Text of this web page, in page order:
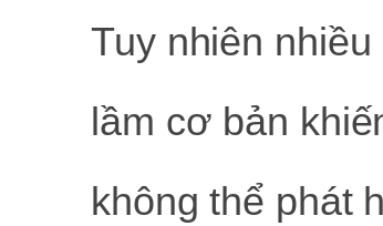
Tuy nhiên
lầm cơ bản
không thể phát